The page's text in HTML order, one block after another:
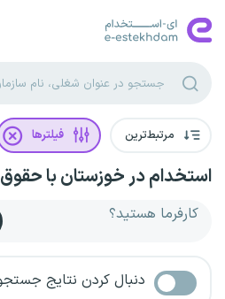
مرتبط‌ترین فیلترها
استخدام در خوزستان با حقوق بالای ۶
کارفرما هستید؟
دنبال کردن نتایج